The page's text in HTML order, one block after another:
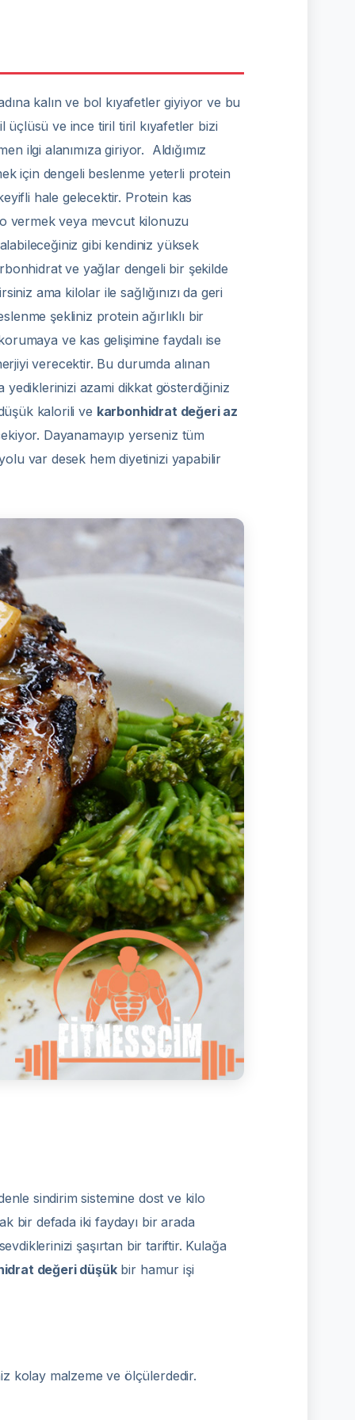
kalın ve bol kıyafetler giyiyor ve bu
üçlüsü ve ince tiril tiril kıyafetler bizi
ilgi alanımıza giriyor. Aldığımız
için dengeli beslenme yeterli protein
hale gelecektir. Protein kas
vermek veya mevcut kilonuzu
gibi kendiniz yüksek
ve yağlar dengeli bir şekilde
ama kilolar ile sağlığınızı da geri
şekliniz protein ağırlıklı bir
ve kas gelişimine faydalı ise
verecektir. Bu durumda alınan
yediklerinizi azami dikkat gösterdiğiniz
kalorili ve karbonhidrat değeri az
Dayanamayıp yerseniz tüm
var desek hem diyetinizi yapabilir
sindirim sistemine dost ve kilo
bir defada iki faydayı bir arada
şaşırtan bir tariftir. Kulağa
değeri düşükbir hamur işi
kolay malzeme ve ölçülerdedir.